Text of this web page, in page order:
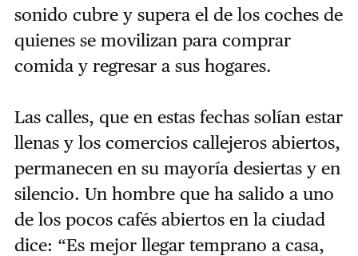
sonido cubre y supera el de los coches de
quienes se movilizan para comprar
comida y regresar a sus hogares.
Las calles, que en estas fechas solían estar
llenas y los comercios callejeros abiertos,
permanecen en su mayoría desiertas y en
silencio. Un hombre que ha salido a uno
de los pocos cafés abiertos en la ciudad
dice: “Es mejor llegar temprano a casa,